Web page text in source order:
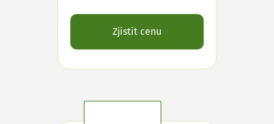
Zjistit cenu